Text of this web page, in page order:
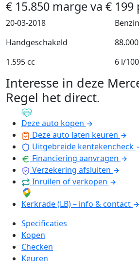
€ 15.850 marge va € 199
20-03-2018
Handgeschakeld
1.595 cc
6 l/
Interesse in deze
Regel het direct.
Deze auto kopen
Deze auto laten keuren
Uitgebreide kentekencheck
Financiering aanvragen
Verzekering afsluiten
Inruilen of verkopen
Kerkrade (LB) – info & contact
Specificaties
Kopen
Checken
Keuren